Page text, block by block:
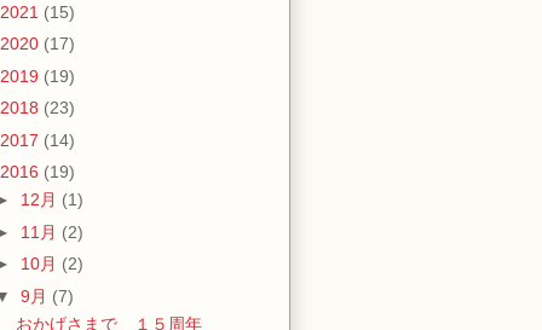
2021 (15)
2020 (17)
2019 (19)
2018 (23)
2017 (14)
2016 (19)
12月 (1)
11月 (2)
10月 (2)
9月 (7)
おかげさまで １５周年